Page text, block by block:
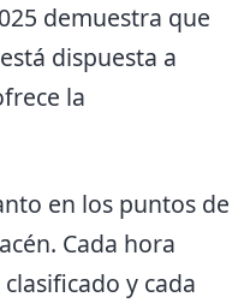
demuestra que
dispuesta a
la
en los puntos de
Cada hora
y cada